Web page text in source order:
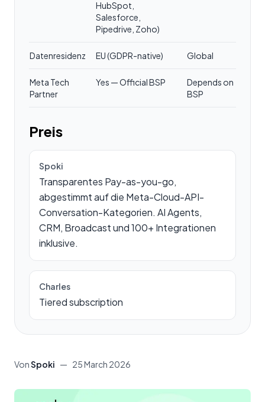
HubSpot,
Salesforce,
Pipedrive, Zoho)
Datenresidenz EU (GDPR-native) Global
Meta Tech
Partner
Yes — Official BSP
Depends on
BSP
Preis
Spoki
Transparentes Pay-as-you-go,
abgestimmt auf die Meta-Cloud-API-
Conversation-Kategorien. AI Agents,
CRM, Broadcast und 100+ Integrationen
inklusive.
Charles
Tiered subscription
VonSpoki — 25 March 2026
Inhalt